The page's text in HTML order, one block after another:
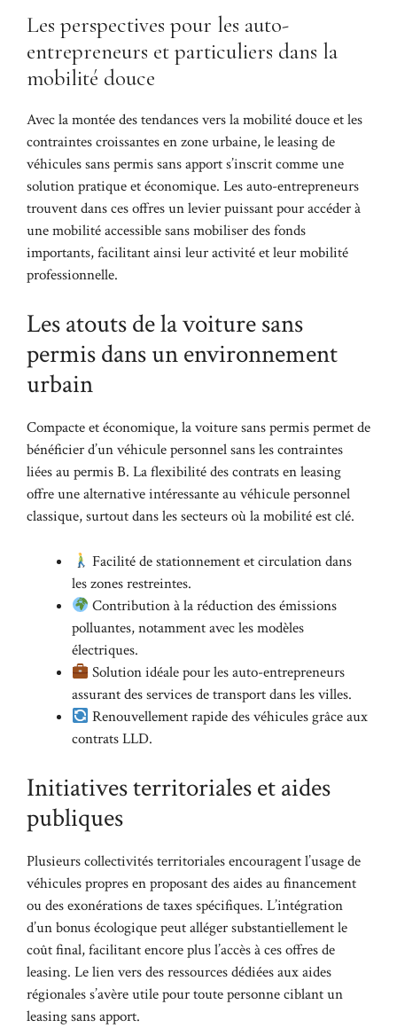
Les perspectives pour les auto-
entrepreneurs et particuliers dans la
mobilité douce
Avec la montée des tendances vers la mobilité douce et les
contraintes croissantes en zone urbaine, le leasing de
véhicules sans permis sans apport s’inscrit comme une
solution pratique et économique. Les auto-entrepreneurs
trouvent dans ces offres un levier puissant pour accéder à
une mobilité accessible sans mobiliser des fonds
importants, facilitant ainsi leur activité et leur mobilité
professionnelle.
Les atouts de la voiture sans
permis dans un environnement
urbain
Compacte et économique, la voiture sans permis permet de
bénéficier d’un véhicule personnel sans les contraintes
liées au permis B. La flexibilité des contrats en leasing
offre une alternative intéressante au véhicule personnel
classique, surtout dans les secteurs où la mobilité est clé.
Facilité de stationnement et circulation dans
les zones restreintes.
Contribution à la réduction des émissions
polluantes, notamment avec les modèles
électriques.
Solution idéale pour les auto-entrepreneurs
assurant des services de transport dans les villes.
Renouvellement rapide des véhicules grâce aux
contrats LLD.
Initiatives territoriales et aides
publiques
Plusieurs collectivités territoriales encouragent l’usage de
véhicules propres en proposant des aides au financement
ou des exonérations de taxes spécifiques. L’intégration
d’un bonus écologique peut alléger substantiellement le
coût final, facilitant encore plus l’accès à ces offres de
leasing. Le lien vers des ressources dédiées aux aides
régionales s’avère utile pour toute personne ciblant un
leasing sans apport.